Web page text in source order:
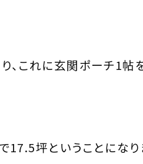
、これに玄関ポーチ1帖
17.5坪ということになり